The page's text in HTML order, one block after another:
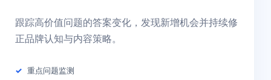
跟踪高价值问题的答案变化，发现新增机会并持续修
正品牌认知与内容策略。
重点问题监测